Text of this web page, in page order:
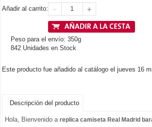
Añadir al carrito:
Peso para el envío: 350g
842 Unidades en Stock
Este producto fue añadido al catálogo el jueves 16
Descripción del producto
Hola, Bienvenido a replica camiseta Real Madrid